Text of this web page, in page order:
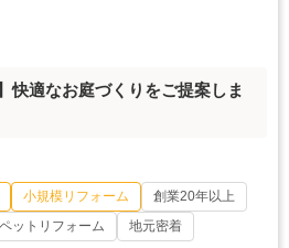
快適なお庭づくりをご提案しま
小規模リフォーム
創業20年以上
ペットリフォーム 地元密着